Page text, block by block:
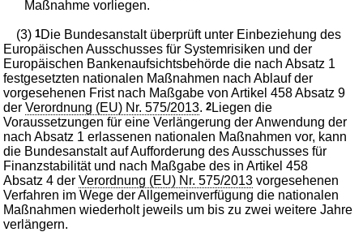
Maßnahme vorliegen.
(3)1Die Bundesanstalt überprüft unter Einbeziehung des
Europäischen Ausschusses für Systemrisiken und der
Europäischen Bankenaufsichtsbehörde die nach Absatz 1
festgesetzten nationalen Maßnahmen nach Ablauf der
vorgesehenen Frist nach Maßgabe von Artikel 458 Absatz 9
derVerordnung (EU) Nr. 575/2013.2 Liegen die
Voraussetzungen für eine Verlängerung der Anwendung der
nach Absatz 1 erlassenen nationalen Maßnahmen vor, kann
die Bundesanstalt auf Aufforderung des Ausschusses für
Finanzstabilität und nach Maßgabe des in Artikel 458
Absatz 4 derVerordnung (EU) Nr. 575/2013 vorgesehenen
Verfahren im Wege der Allgemeinverfügung die nationalen
Maßnahmen wiederholt jeweils um bis zu zwei weitere Jahre
verlängern.